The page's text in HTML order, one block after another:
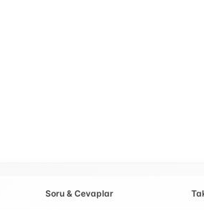
Soru & Cevaplar